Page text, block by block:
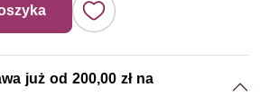
już od 200,00 zł na